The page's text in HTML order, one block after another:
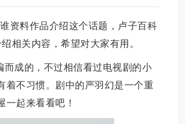
资料作品介绍这个话题，卢子百科
相关内容，希望对大家有用。
而成的，不过相信看过电视剧的小
着不习惯。剧中的严羽幻是一个重
起来看看吧！